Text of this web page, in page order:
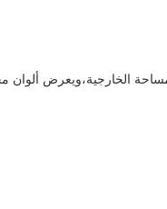
الخارجية،ويعرض ألوان